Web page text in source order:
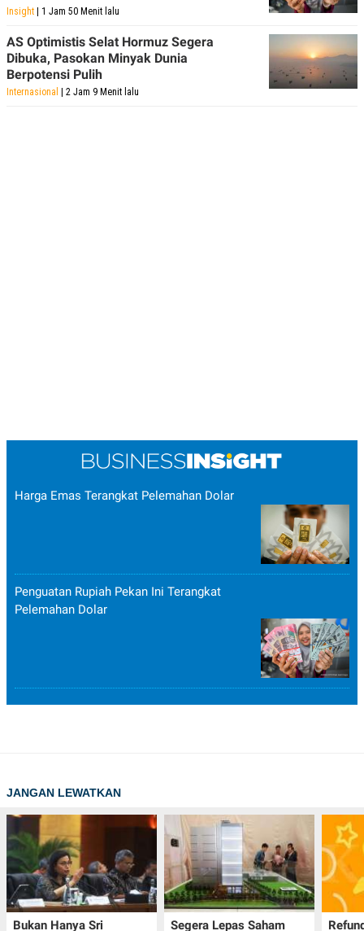
Insight | 1 Jam 50 Menit lalu
AS Optimistis Selat Hormuz Segera
Dibuka, Pasokan Minyak Dunia
Berpotensi Pulih
Internasional | 2 Jam 9 Menit lalu
Harga Emas Terangkat Pelemahan Dolar
Penguatan Rupiah Pekan Ini Terangkat
Pelemahan Dolar
JANGAN LEWATKAN
Bukan Hanya Sri Segera Lepas Saham